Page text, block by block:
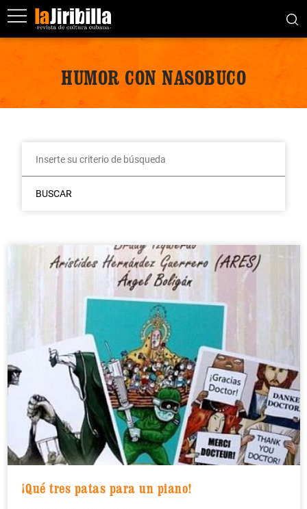
HUMOR CON NASOBUCO
BUSCAR
¡Qué tres patas para un piano!